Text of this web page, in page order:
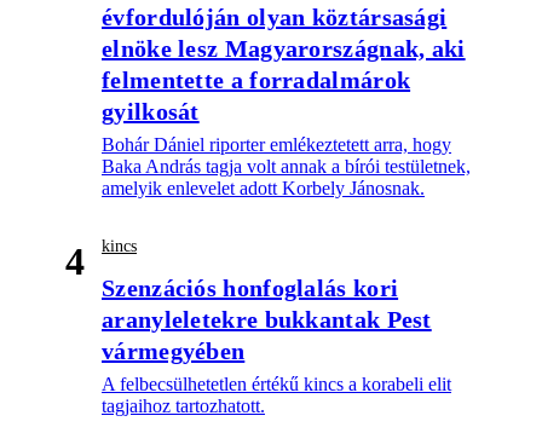
évfordulóján olyan köztársasági
elnöke lesz Magyarországnak, aki
felmentette a forradalmárok
gyilkosát
Bohár Dániel riporter emlékeztetett arra, hogy
Baka András tagja volt annak a bírói testületnek,
amelyik enlevelet adott Korbely Jánosnak.
4 kincs
Szenzációs honfoglalás kori
aranyleletekre bukkantak Pest
vármegyében
A felbecsülhetetlen értékű kincs a korabeli elit
tagjaihoz tartozhatott.